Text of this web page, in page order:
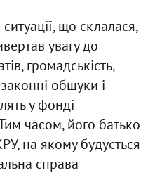
що склалася,
увагу до
громадськість,
обшуки і
у фонді
часом, його батько
на якому будується
справа